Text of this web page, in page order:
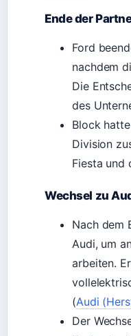
Ende der
Ford
nachdem
Die
des
Block
Division
Fiesta und
Wechsel zu
Nach dem
Audi, um
arbeiten.
(Audi
Der